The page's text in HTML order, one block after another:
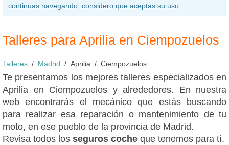
continuas navegando, considero que aceptas su uso.
Talleres para Aprilia en Ciempozuelos
Talleres Madrid Aprilia Ciempozuelos
Te presentamos los mejores talleres especializados en
Aprilia en Ciempozuelos y alrededores. En nuestra
web encontrarás el mecánico que estás buscando
para realizar esa reparación o mantenimiento de tu
moto, en ese pueblo de la provincia de Madrid.
Revisa todos los seguros coche que tenemos para tí.